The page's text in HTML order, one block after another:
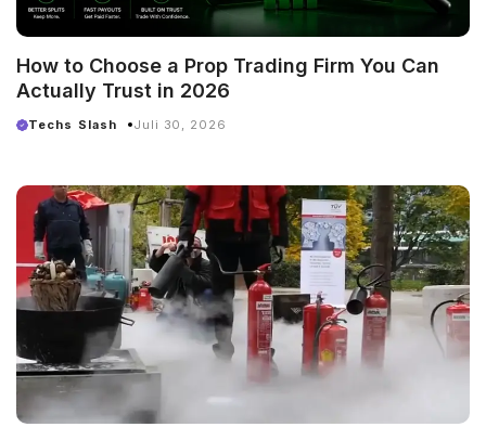
How to Choose a Prop Trading Firm You Can
Actually Trust in 2026
Techs Slash Juli 30, 2026